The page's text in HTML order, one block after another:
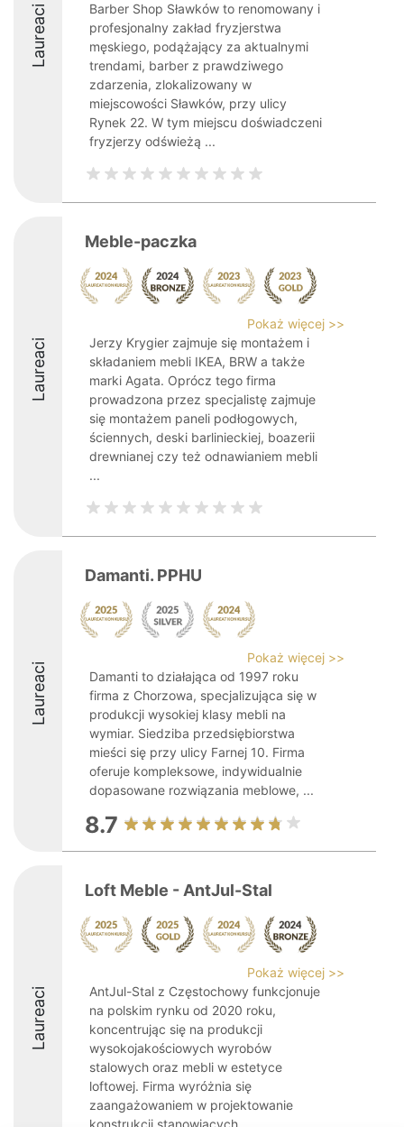
Laureaci
Barber Shop Sławków to renomowany i
profesjonalny zakład fryzjerstwa
męskiego, podążający za aktualnymi
trendami, barber z prawdziwego
zdarzenia, zlokalizowany w
miejscowości Sławków, przy ulicy
Rynek 22. W tym miejscu doświadczeni
fryzjerzy odświeżą ...
Laureaci
Meble-paczka
Pokaż więcej >>
Jerzy Krygier zajmuje się montażem i
składaniem mebli IKEA, BRW a także
marki Agata. Oprócz tego firma
prowadzona przez specjalistę zajmuje
się montażem paneli podłogowych,
ściennych, deski barlinieckiej, boazerii
drewnianej czy też odnawianiem mebli
...
Laureaci
Damanti. PPHU
Pokaż więcej >>
Damanti to działająca od 1997 roku
firma z Chorzowa, specjalizująca się w
produkcji wysokiej klasy mebli na
wymiar. Siedziba przedsiębiorstwa
mieści się przy ulicy Farnej 10. Firma
oferuje kompleksowe, indywidualnie
dopasowane rozwiązania meblowe, ...
8.7
Laureaci
Loft Meble - AntJul-Stal
Pokaż więcej >>
AntJul-Stal z Częstochowy funkcjonuje
na polskim rynku od 2020 roku,
koncentrując się na produkcji
wysokojakościowych wyrobów
stalowych oraz mebli w estetyce
loftowej. Firma wyróżnia się
zaangażowaniem w projektowanie
konstrukcji stanowiących ...